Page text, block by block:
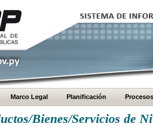
Marco Legal Planificación Procesos
Bienes/Servicios de